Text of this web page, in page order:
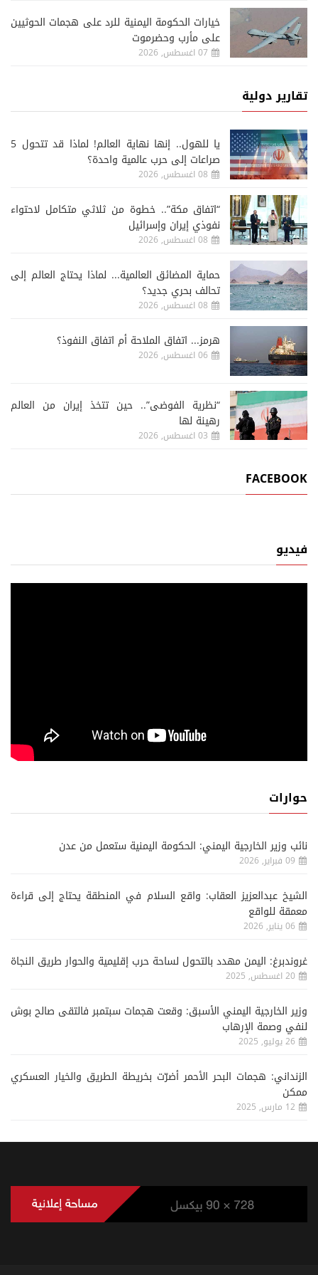
خيارات الحكومة اليمنية للرد على هجمات الحوثيين
على مأرب وحضرموت
07 اغسطس, 2026
تقارير دولية
يا للهول.. إنها نهاية العالم! لماذا قد تتحول 5
صراعات إلى حرب عالمية واحدة؟
08 اغسطس, 2026
“اتفاق مكة”.. خطوة من ثلاثي متكامل لاحتواء
نفوذي إيران وإسرائيل
08 اغسطس, 2026
حماية المضائق العالمية... لماذا يحتاج العالم إلى
تحالف بحري جديد؟
08 اغسطس, 2026
هرمز... اتفاق الملاحة أم اتفاق النفوذ؟
06 اغسطس, 2026
“نظرية الفوضى”.. حين تتخذ إيران من العالم
رهينة لها
03 اغسطس, 2026
FACEBOOK
فيديو
حوارات
نائب وزير الخارجية اليمني: الحكومة اليمنية ستعمل من عدن
09 فبراير, 2026
الشيخ عبدالعزيز العقاب: واقع السلام في المنطقة يحتاج إلى قراءة
معمقة للواقع
06 يناير, 2026
غروندبرغ: اليمن مهدد بالتحول لساحة حرب إقليمية والحوار طريق النجاة
20 اغسطس, 2025
وزير الخارجية اليمني الأسبق: وقعت هجمات سبتمبر فالتقى صالح بوش
لنفي وصمة الإرهاب
26 يوليو, 2025
الزنداني: هجمات البحر الأحمر أضرّت بخريطة الطريق والخيار العسكري
ممكن
12 مارس, 2025